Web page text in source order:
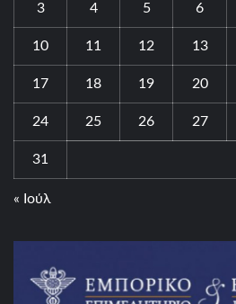
3 4 5 6
10 11 12 13
17 18 19 20
24 25 26 27
31
« Ιούλ